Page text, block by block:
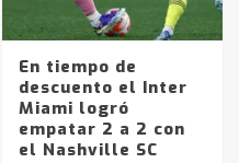
En tiempo de
descuento el Inter
Miami logró
empatar 2 a 2 con
el Nashville SC